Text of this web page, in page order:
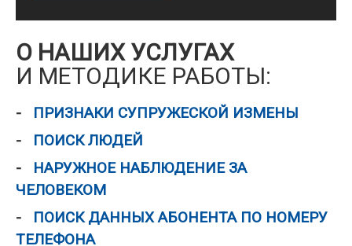
О НАШИХ УСЛУГАХ
И МЕТОДИКЕ РАБОТЫ:
ПРИЗНАКИ СУПРУЖЕСКОЙ ИЗМЕНЫ
ПОИСК ЛЮДЕЙ
НАРУЖНОЕ НАБЛЮДЕНИЕ ЗА
ЧЕЛОВЕКОМ
ПОИСК ДАННЫХ АБОНЕНТА ПО НОМЕРУ
ТЕЛЕФОНА